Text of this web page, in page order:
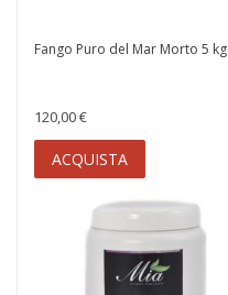
Fango Puro del Mar Morto 5 kg
120,00 €
ACQUISTA